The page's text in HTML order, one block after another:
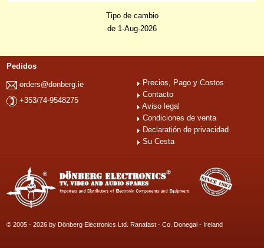
Tipo de cambio
de 1-Aug-2026
Pedidos
orders@donberg.ie
+353/74-9548275
Precios, Pago y Costos
Contacto
Aviso legal
Condiciones de venta
Declaratión de privacidad
Su Cesta
© 2005 - 2026 by Dönberg Electronics Ltd. Ranafast - Co. Donegal - Ireland